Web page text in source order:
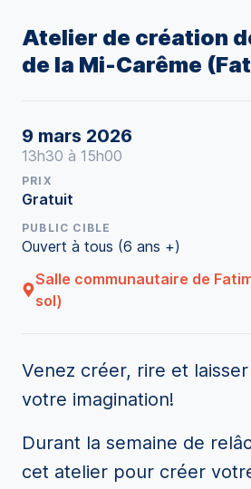
Atelier de création
de la Mi-Carême
9 mars 2026
13h30 à 15h00
PRIX
Gratuit
PUBLIC CIBLE
Ouvert à tous (6 ans +)
Salle communautaire de
sol)
Venez créer, rire et
votre imagination!
Durant la semaine de
cet atelier pour créer